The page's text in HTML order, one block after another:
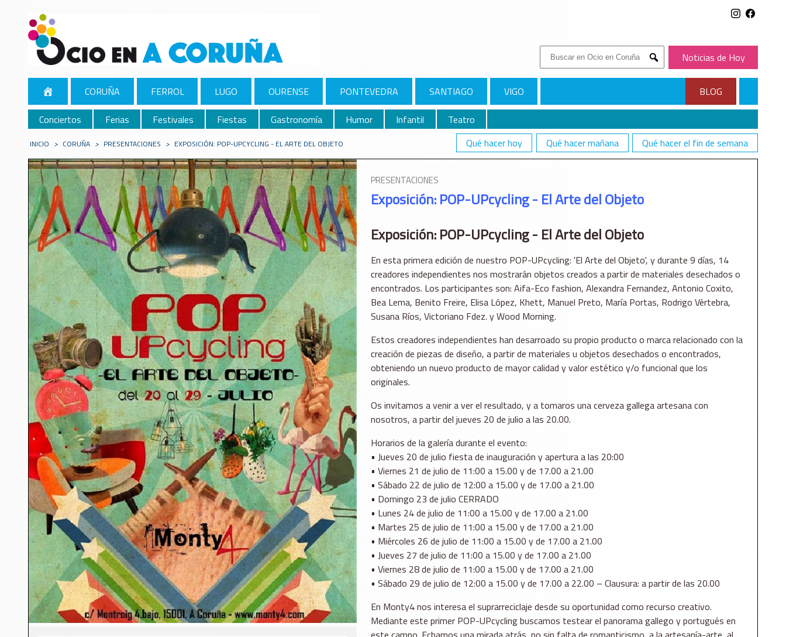
Buscar:
Submit
Noticias de Hoy
CORUÑA FERROL LUGO OURENSE PONTEVEDRA SANTIAGO VIGO
BLOG
Conciertos
Ferias Festivales Fiestas Gastronomía Humor Infantil
Teatro
Qué hacer hoy
Qué hacer mañana Qué hacer el fin de semana
INICIO > CORUÑA > PRESENTACIONES > EXPOSICIÓN: POP-UPCYCLING - EL ARTE DEL OBJETO
PRESENTACIONES
Exposición: POP-UPcycling - El Arte del Objeto
Exposición: POP-UPcycling - El Arte del Objeto
En esta primera edición de nuestro POP-UPcycling: 'El Arte del Objeto', y durante 9 días, 14
creadores independientes nos mostrarán objetos creados a partir de materiales desechados o
encontrados. Los participantes son: Aifa-Eco fashion, Alexandra Fernandez, Antonio Coxito,
Bea Lema, Benito Freire, Elisa López, Khett, Manuel Preto, María Portas, Rodrigo Vértebra,
Susana Ríos, Victoriano Fdez. y Wood Morning.
Estos creadores independientes han desarroado su propio producto o marca relacionado con la
creación de piezas de diseño, a partir de materiales u objetos desechados o encontrados,
obteniendo un nuevo producto de mayor calidad y valor estético y/o funcional que los
originales.
Os invitamos a venir a ver el resultado, y a tomaros una cerveza gallega artesana con
nosotros, a partir del jueves 20 de julio a las 20.00.
Horarios de la galería durante el evento:
• Jueves 20 de julio fiesta de inauguración y apertura a las 20:00
• Viernes 21 de julio de 11:00 a 15.00 y de 17.00 a 21.00
• Sábado 22 de julio de 12:00 a 15.00 y de 17.00 a 21.00
• Domingo 23 de julio CERRADO
• Lunes 24 de julio de 11:00 a 15.00 y de 17.00 a 21.00
• Martes 25 de julio de 11:00 a 15.00 y de 17.00 a 21.00
• Miércoles 26 de julio de 11:00 a 15.00 y de 17.00 a 21.00
• Jueves 27 de julio de 11:00 a 15.00 y de 17.00 a 21.00
• Viernes 28 de julio de 11:00 a 15.00 y de 17.00 a 21.00
• Sábado 29 de julio de 12:00 a 15.00 y de 17.00 a 22.00 – Clausura: a partir de las 20.00
En Monty4 nos interesa el suprarreciclaje desde su oportunidad como recurso creativo.
Mediante este primer POP-UPcycling buscamos testear el panorama gallego y portugués en